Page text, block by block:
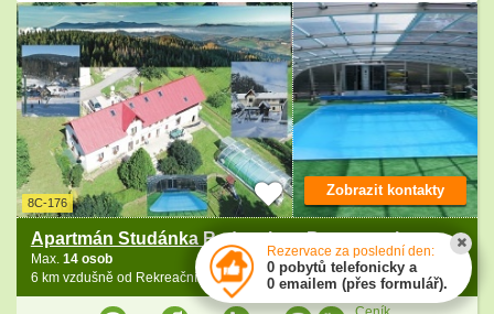
8C-176
Apartmán Studánka Radvanice - Broumovsko
Radvanice mapa
Max. 14 osob
6 km vzdušně od Rekreační dům s bazénem - Krkonošské podhůří
Zobrazit kontakty
Rezervace za poslední den:
0 pobytů telefonicky a
0 emailem (přes formulář).